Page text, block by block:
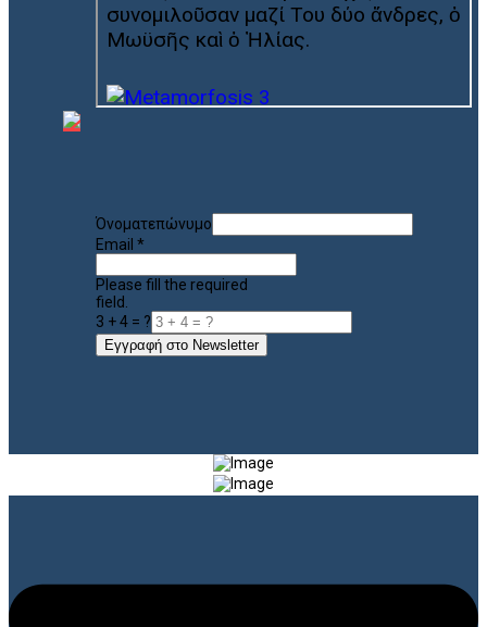
Όνοματεπώνυμο
Email *
Please fill the required
field.
3 + 4 = ?
Εγγραφή στο Newsletter